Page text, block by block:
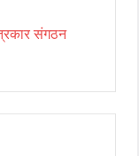
संगठन